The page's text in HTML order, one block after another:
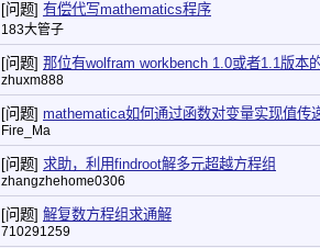
[问题] 有偿代写mathematics程序
183大管子
[问题] 那位有wolfram workbench 1.0或者1.1版本
zhuxm888
[问题] mathematica如何通过函数对变量实现值传
Fire_Ma
[问题] 求助，利用findroot解多元超越方程组
zhangzhehome0306
[问题] 解复数方程组求通解
710291259